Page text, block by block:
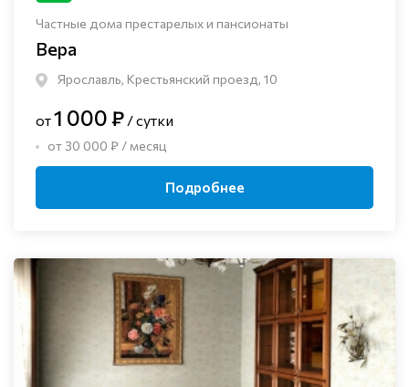
Частные дома престарелых и пансионаты
Вера
Ярославль, Крестьянский проезд, 10
от1 000 ₽ / сутки
от 30 000 ₽ / месяц
Подробнее